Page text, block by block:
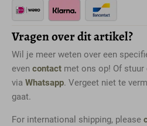
Vragen over dit artikel?
Wil je meer weten over een
even contact met ons op! Of
via Whatsapp. Vergeet niet te
gaat.
For international shipping, please